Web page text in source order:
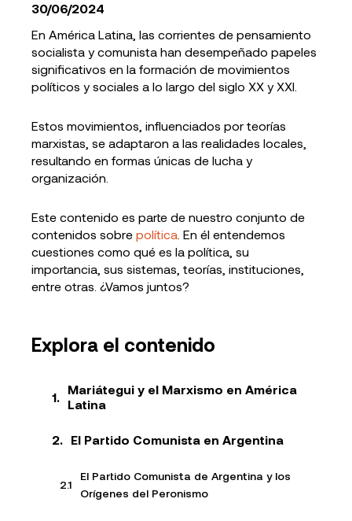
30/06/2024
En América Latina, las corrientes de pensamiento
socialista y comunista han desempeñado papeles
significativos en la formación de movimientos
políticos y sociales a lo largo del siglo XX y XXI.
Estos movimientos, influenciados por teorías
marxistas, se adaptaron a las realidades locales,
resultando en formas únicas de lucha y
organización.
Este contenido es parte de nuestro conjunto de
contenidos sobre política . En él entendemos
cuestiones como qué es la política, su
importancia, sus sistemas, teorías, instituciones,
entre otras. ¿Vamos juntos?
Explora el contenido
Mariátegui y el Marxismo en América
Latina
El Partido Comunista en Argentina
El Partido Comunista de Argentina y los
Orígenes del Peronismo